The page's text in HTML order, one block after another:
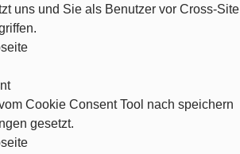
uns und Sie als Benutzer vor Cross-Site
Cookie Consent Tool nach speichern
gesetzt.